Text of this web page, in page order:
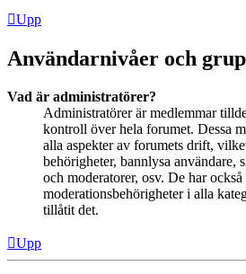
Upp
Användarnivåer och
Vad är administratörer?
Administratörer är medlemmar
kontroll över hela forumet. Dessa
alla aspekter av forumets drift,
behörigheter, bannlysa användare,
och moderatorer, osv. De har
moderationsbehörigheter i alla
tillåtit det.
Upp